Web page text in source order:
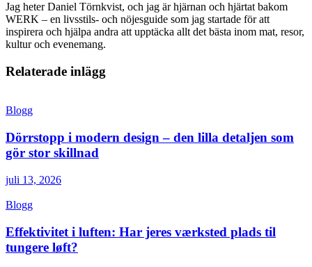
Jag heter Daniel Törnkvist, och jag är hjärnan och hjärtat bakom
WERK – en livsstils- och nöjesguide som jag startade för att
inspirera och hjälpa andra att upptäcka allt det bästa inom mat, resor,
kultur och evenemang.
Relaterade inlägg
Blogg
Dörrstopp i modern design – den lilla detaljen som
gör stor skillnad
juli 13, 2026
Blogg
Effektivitet i luften: Har jeres værksted plads til
tungere løft?